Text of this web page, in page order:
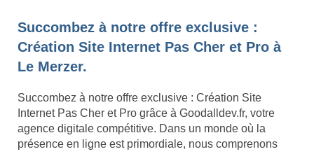
Succombez à notre offre exclusive :
Création Site Internet Pas Cher et Pro à
Le Merzer.
Succombez à notre offre exclusive : Création Site
Internet Pas Cher et Pro grâce à Goodalldev.fr, votre
agence digitale compétitive. Dans un monde où la
présence en ligne est primordiale, nous comprenons